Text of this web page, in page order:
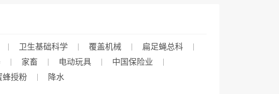
卫生基础科学 覆盖机械
扁足蝇总科
家畜 电动玩具
中国保险业
蜂授粉 降水